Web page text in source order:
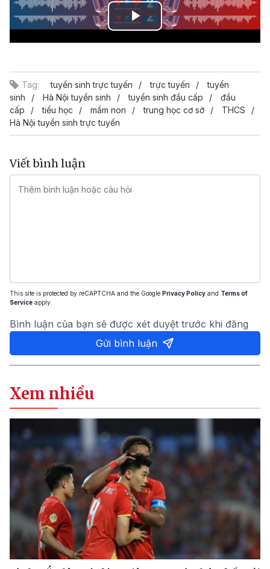
Play
Tag: tuyển sinh trực tuyến trực tuyến
tuyển
sinh
Hà Nội tuyển sinh tuyển sinh đầu cấp
đầu
cấp
tiểu học mầm non trung học cơ sở
THCS
Hà Nội tuyển sinh trực tuyến
Viết bình luận
This site is protected by reCAPTCHA and the Google Privacy Policy and Terms of
Service apply.
Bình luận của bạn sẽ được xét duyệt trước khi đăng
Gửi bình luận
Xem nhiều